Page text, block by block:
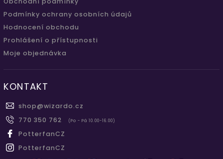
Podmínky ochrany osobních údajů
Hodnocení obchodu
Prohlášení o přístupnosti
Moje objednávka
KONTAKT
shop@wizardo.cz
770 350 762
(Po - Pá 10.00-16.00)
PotterfanCZ
PotterfanCZ